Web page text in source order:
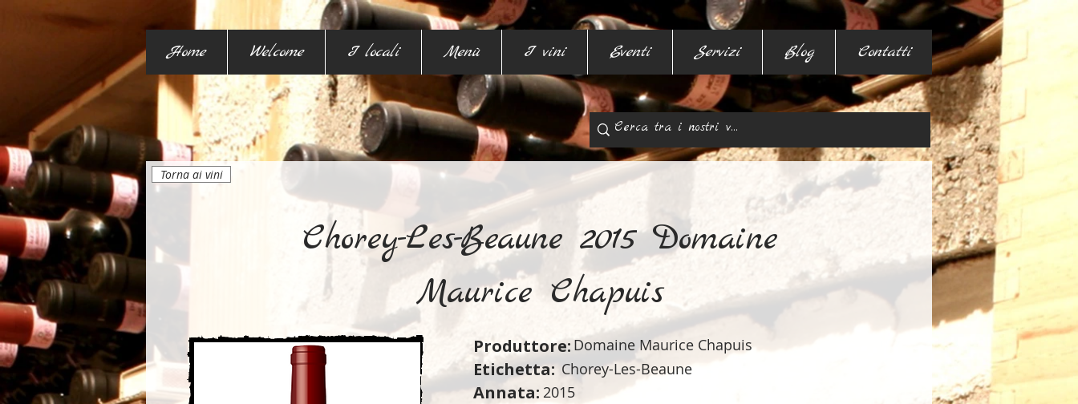
Home Welcome I locali Menù I vini Eventi Servizi Blog Contatti
Torna ai vini
Chorey-Les-Beaune 2015 Domaine
Maurice Chapuis
Produttore:Domaine Maurice Chapuis
Etichetta: Chorey-Les-Beaune
Annata: 2015